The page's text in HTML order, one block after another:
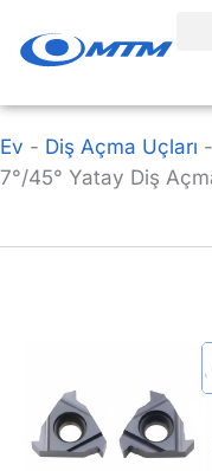
geç
Ev - Diş Açma Uçları -
7°/45° Yatay Diş